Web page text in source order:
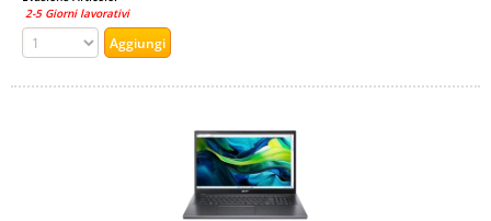
2-5 Giorni lavorativi